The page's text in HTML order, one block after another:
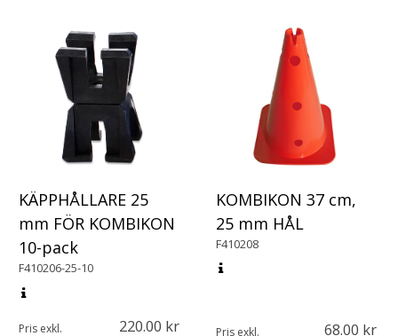
KÄPPHÅLLARE 25
mm FÖR KOMBIKON
10-pack
F410206-25-10
Pris exkl. 220.00
KOMBIKON 37 cm,
25 mm HÅL
F410208
Pris exkl. 68.00